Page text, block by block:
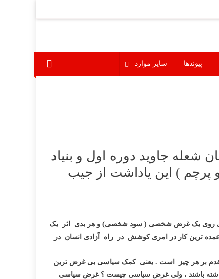
پیوندها سایر موارد
شعله جاوید دوره اول و بنیاد
) این یاداشت از جیب
نیکی روی یک غرض شخصی ( سود شخصی) و هر بدی اثر یک
ترین کار در امری کوشش در راه آزادی انسان در
بر هر چیز است . یعنی کمک سیاسی بی غرض ترین
باشند ، ولی غرض سیاسی چیست ؟ غرض سیاسی